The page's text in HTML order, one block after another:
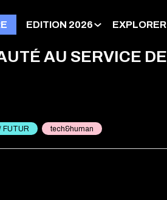
EDITION 2026 EXPLORER
AU SERVICE DE
FUTUR tech&human